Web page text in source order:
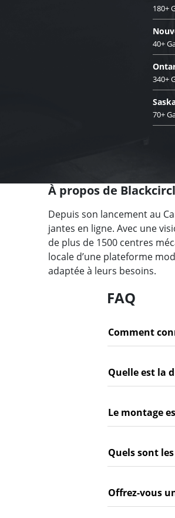
180+
40+
340+
70+
À propos de
Depuis son lancement au
jantes en ligne. Avec une
de plus de 1500 centres
locale d’une plateforme
adaptée à leurs besoins.
FAQ
Comment
Quelle est la
Le montage
Quels sont
Offrez-vous